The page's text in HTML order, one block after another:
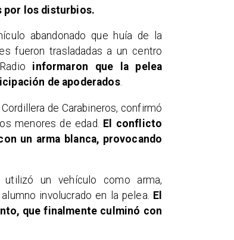
por los disturbios.
abandonado que huía de la
fueron trasladadas a un centro
informaron que la pelea
de apoderados.
de Carabineros, confirmó
menores de edad. El conflicto
un arma blanca, provocando
un vehículo como arma,
involucrado en la pelea. El
que finalmente culminó con